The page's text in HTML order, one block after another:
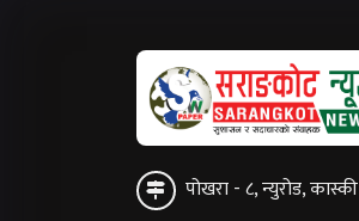
पोखरा - ८, न्युरोड, कास्की